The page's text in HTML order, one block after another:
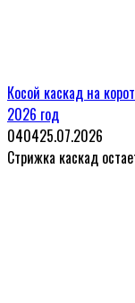
Косой каскад на
2026 год
040425.07.2026
Стрижка каскад